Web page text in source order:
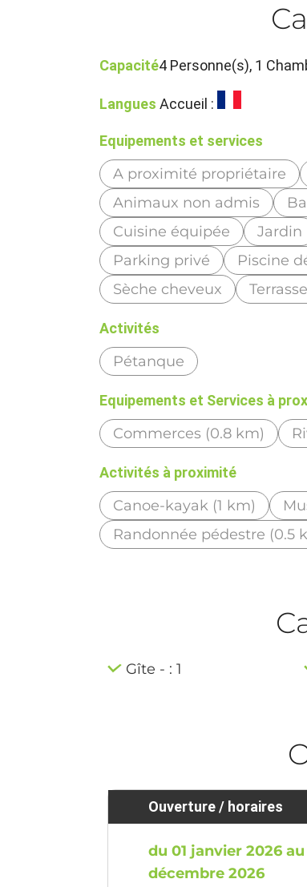
Capacité4 Personne(s), 1
Langues Accueil :
Equipements et services
A proximité propriétaire
Animaux non admis
Cuisine équipée
Jardin
Parking privé
Piscine
Sèche cheveux
Terrasse
Activités
Pétanque
Equipements et Services à
Commerces (0.8 km)
Activités à proximité
Canoe-kayak (1 km)
Randonnée pédestre (0.5
Gîte - : 1
Ouverture / horaires
du 01 janvier 2026 au
décembre 2026